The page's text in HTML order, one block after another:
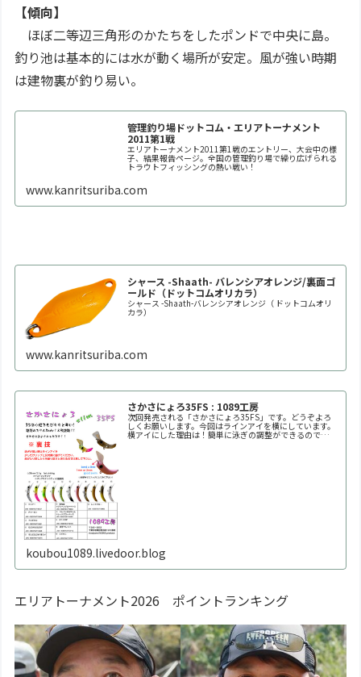
【傾向】
ほぼ二等辺三角形のかたちをしたポンドで中央に島。
釣り池は基本的には水が動く場所が安定。風が強い時期
は建物裏が釣り易い。
管理釣り場ドットコム・エリアトーナメント
2011第1戦
エリアトーナメント2011第1戦のエントリー、大会中の様
子、結果報告ページ。全国の管理釣り場で繰り広げられる
トラウトフィッシングの熱い戦い！
www.kanritsuriba.com
シャース -Shaath- バレンシアオレンジ/裏面ゴ
ールド（ドットコムオリカラ）
シャース -Shaath-バレンシアオレンジ（ ドットコムオリ
カラ）
www.kanritsuriba.com
さかさにょろ35FS : 1089工房
次回発売される「さかさにょろ35FS」です。どうぞよろ
しくお願いします。今回はラインアイを横にしています。
横アイにした理由は！簡単に泳ぎの調整ができるので
koubou1089.livedoor.blog
エリアトーナメント2026 ポイントランキング